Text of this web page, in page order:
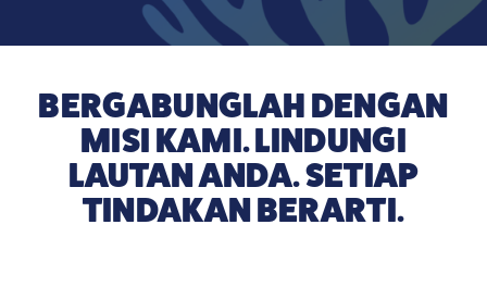
BERGABUNGLAH DENGAN
MISI KAMI. LINDUNGI
LAUTAN ANDA. SETIAP
TINDAKAN BERARTI.